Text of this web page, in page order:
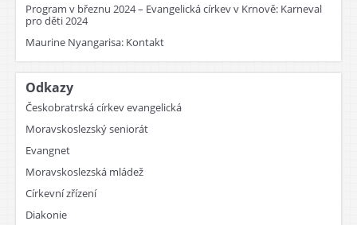
Program v březnu 2024 – Evangelická církev v Krnově: Karneval
pro děti 2024
Maurine Nyangarisa: Kontakt
Odkazy
Českobratrská církev evangelická
Moravskoslezský seniorát
Evangnet
Moravskoslezská mládež
Církevní zřízení
Diakonie